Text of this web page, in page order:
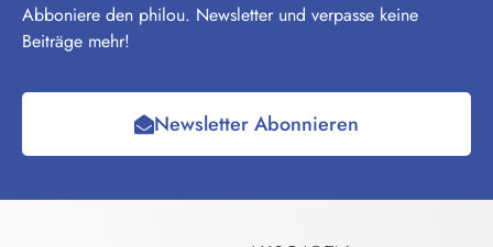
Abboniere den philou. Newsletter und verpasse keine
Beiträge mehr!
Newsletter Abonnieren